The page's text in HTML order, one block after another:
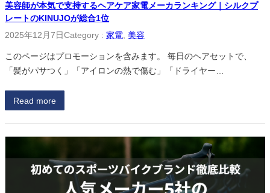
美容師が本気で支持するヘアケア家電メーカランキング｜シルクプ
レートのKINUJOが総合1位
2025年12月7日Category : 家電, 美容
このページはプロモーションを含みます。 毎日のヘアセットで、
「髪がパサつく」「アイロンの熱で傷む」「ドライヤー…
Read more